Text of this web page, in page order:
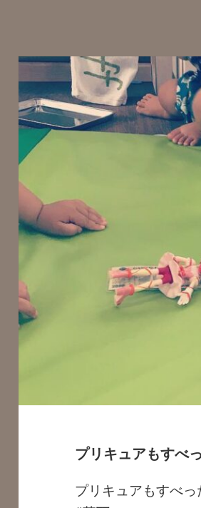
プリキュアもすべ
プリキュアもすべっ